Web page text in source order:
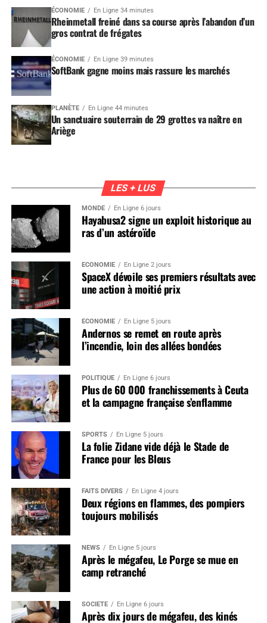
ÉCONOMIE En Ligne 34 minutes
Rheinmetall freiné dans sa course après l’abandon d’un
gros contrat de frégates
ÉCONOMIE En Ligne 39 minutes
SoftBank gagne moins mais rassure les marchés
PLANÈTE En Ligne 44 minutes
Un sanctuaire souterrain de 29 grottes va naître en
Ariège
LES + LUS
MONDE En Ligne 6 jours
Hayabusa2 signe un exploit historique au
ras d’un astéroïde
ÉCONOMIE En Ligne 2 jours
SpaceX dévoile ses premiers résultats avec
une action à moitié prix
ÉCONOMIE En Ligne 5 jours
Andernos se remet en route après
l’incendie, loin des allées bondées
POLITIQUE En Ligne 6 jours
Plus de 60 000 franchissements à Ceuta
et la campagne française s’enflamme
SPORTS En Ligne 5 jours
La folie Zidane vide déjà le Stade de
France pour les Bleus
FAITS DIVERS En Ligne 4 jours
Deux régions en flammes, des pompiers
toujours mobilisés
NEWS En Ligne 5 jours
Après le mégafeu, Le Porge se mue en
camp retranché
SOCIÉTÉ En Ligne 6 jours
Après dix jours de mégafeu, des kinés